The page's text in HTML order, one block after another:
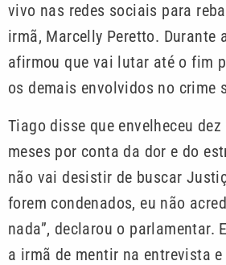
vivo nas redes sociais para
irmã, Marcelly Peretto. Durante
afirmou que vai lutar até o fim
os demais envolvidos no crime
Tiago disse que envelheceu dez
meses por conta da dor e do
não vai desistir de buscar
forem condenados, eu não
nada”, declarou o parlamentar.
a irmã de mentir na entrevista